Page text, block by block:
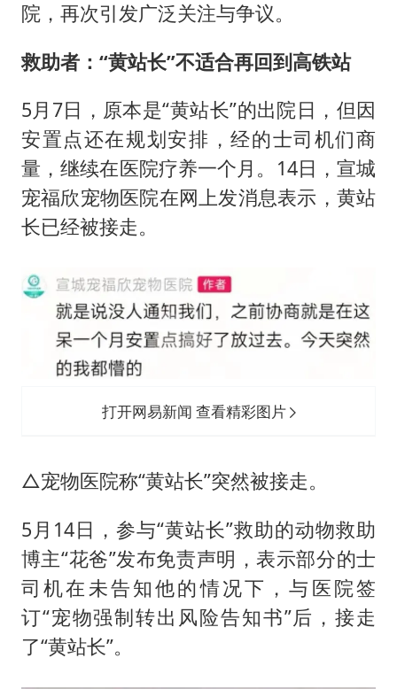
院，再次引发广泛关注与争议。
救助者：“黄站长”不适合再回到高铁站
5月7日，原本是“黄站长”的出院日，但因
安置点还在规划安排，经的士司机们商
量，继续在医院疗养一个月。14日，宣城
宠福欣宠物医院在网上发消息表示，黄站
长已经被接走。
打开网易新闻 查看精彩图片
△宠物医院称“黄站长”突然被接走。
5月14日，参与“黄站长”救助的动物救助
博主“花爸”发布免责声明，表示部分的士
司机在未告知他的情况下，与医院签
订“宠物强制转出风险告知书”后，接走
了“黄站长”。